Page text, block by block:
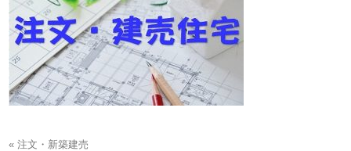
« 注文・新築建売